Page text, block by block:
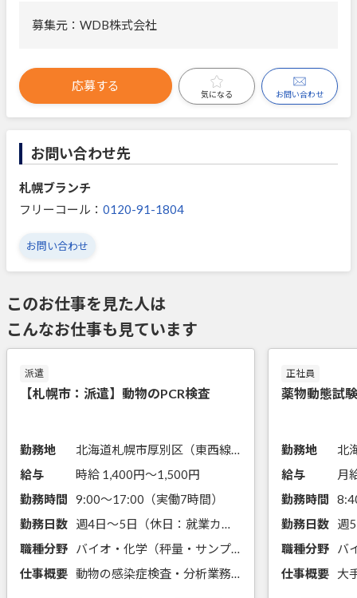
募集元：WDB株式会社
応募する
気になる お問い合わせ
お問い合わせ先
札幌ブランチ
フリーコール： 0120-91-1804
お問い合わせ
このお仕事を見た人は
こんなお仕事も見ています
派遣
【札幌市：派遣】動物のPCR検査
勤務地
北海道札幌市厚別区（東西線新さっぽろ駅からバス20分）
給与
時給 1,400円〜1,500円
勤務時間
9:00～17:00（実働7時間）
勤務日数
週4日～5日（休日：就業カレンダーに準ずる）
職種分野
バイオ・化学（秤量・サンプリング・分注、前処理・試薬調製、遺伝子実験）
仕事概要
動物の感染症検査・分析業務のお仕事です。日数・勤務時間の相談が可能です！
正社員
薬物動態試
勤務地
北
給与
月
勤務時間
勤務日数
週
職種分野
バ
仕事概要